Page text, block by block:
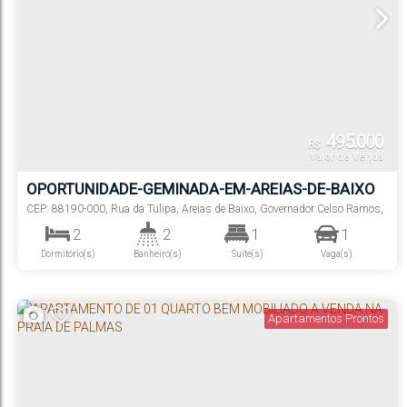
R$ 495.000
Valor de Venda
OPORTUNIDADE-GEMINADA-EM-AREIAS-DE-BAIXO
CEP: 88190-000, Rua da Tulipa, Areias de Baixo, Governador Celso Ramos,
2
Dormitório(s)
2
Banheiro(s)
1
Suíte(s)
1
Vaga(s)
Apartamentos Prontos